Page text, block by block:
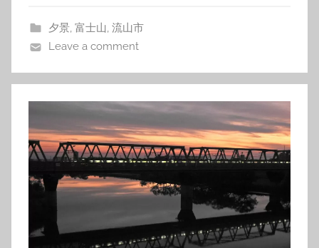
夕景, 富士山, 流山市
Leave a comment